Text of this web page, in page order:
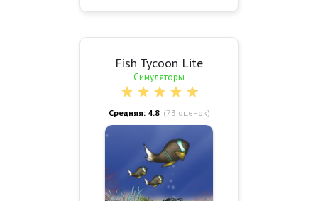
Fish Tycoon Lite
Симуляторы
Средняя: 4.8 (73 оценок)